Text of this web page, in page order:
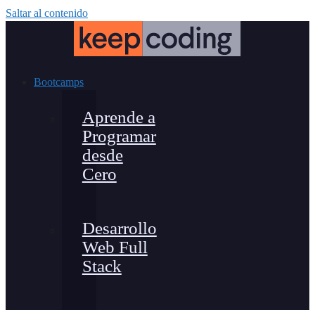
Saltar al contenido
Bootcamps
Aprende a
Programar
desde
Cero
Desarrollo
Web Full
Stack